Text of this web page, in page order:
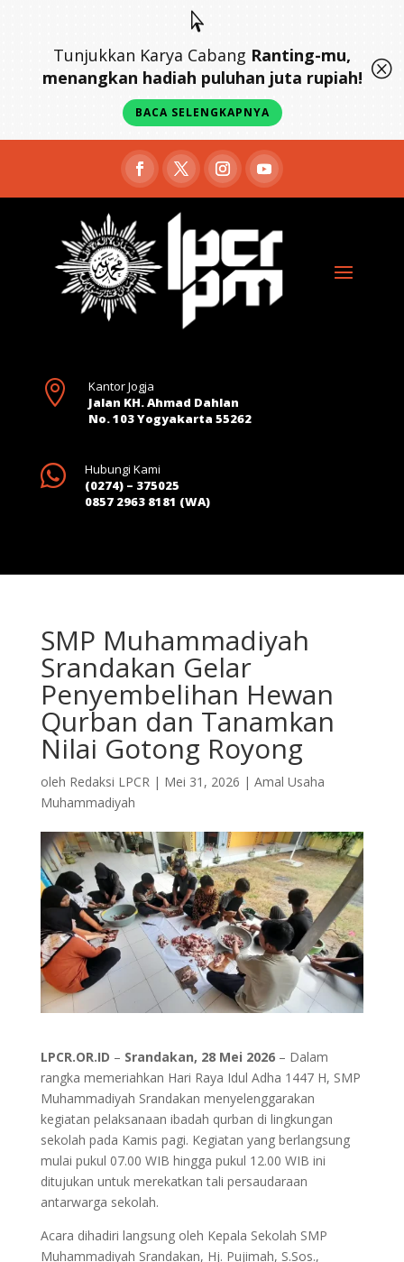

Tunjukkan Karya Cabang Ranting-mu,
menangkan hadiah puluhan juta rupiah!
BACA SELENGKAPNYA
Q

Kantor Jogja
Jalan KH. Ahmad Dahlan
No. 103 Yogyakarta 55262

Hubungi Kami
(0274) – 375025
0857 2963 8181 (WA)
SMP Muhammadiyah
Srandakan Gelar
Penyembelihan Hewan
Qurban dan Tanamkan
Nilai Gotong Royong
oleh Redaksi LPCR| Mei 31, 2026 | Amal Usaha
Muhammadiyah
LPCR.OR.ID – Srandakan, 28 Mei 2026– Dalam
rangka memeriahkan Hari Raya Idul Adha 1447 H, SMP
Muhammadiyah Srandakan menyelenggarakan
kegiatan pelaksanaan ibadah qurban di lingkungan
sekolah pada Kamis pagi. Kegiatan yang berlangsung
mulai pukul 07.00 WIB hingga pukul 12.00 WIB ini
ditujukan untuk merekatkan tali persaudaraan
antarwarga sekolah.
Acara dihadiri langsung oleh Kepala Sekolah SMP
Muhammadiyah Srandakan, Hj. Pujimah, S.Sos.,